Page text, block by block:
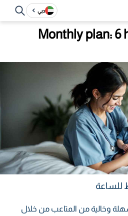
دبي
Monthly plan: 6
وخالية من المتاعب من خلال